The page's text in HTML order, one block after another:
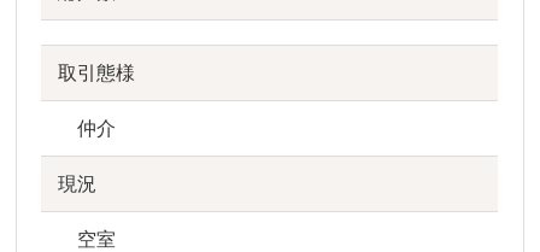
取引態様
仲介
現況
空室